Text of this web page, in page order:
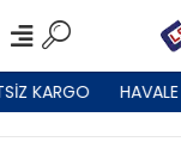
KARGO